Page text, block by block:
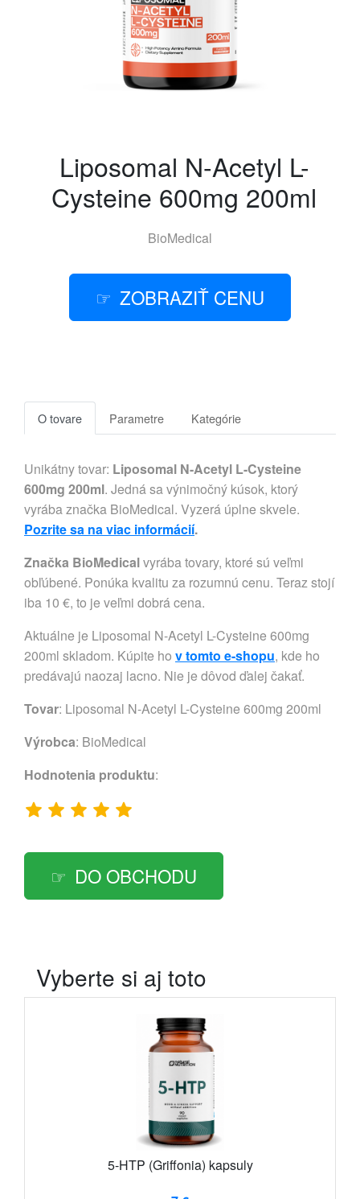
Liposomal N-Acetyl L-
Cysteine 600mg 200ml
BioMedical
ZOBRAZIŤ CENU
O tovare Parametre Kategórie
Unikátny tovar: Liposomal N-Acetyl L-Cysteine
600mg 200ml. Jedná sa výnimočný kúsok, ktorý
vyrába značka BioMedical. Vyzerá úplne skvele.
Pozrite sa na viac informácií.
Značka BioMedicalvyrába tovary, ktoré sú veľmi
obľúbené. Ponúka kvalitu za rozumnú cenu. Teraz stojí
iba 10 €, to je veľmi dobrá cena.
Aktuálne je Liposomal N-Acetyl L-Cysteine 600mg
200ml skladom. Kúpite ho v tomto e-shopu, kde ho
predávajú naozaj lacno. Nie je dôvod ďalej čakať.
Tovar: Liposomal N-Acetyl L-Cysteine 600mg 200ml
Výrobca: BioMedical
Hodnotenia produktu:
DO OBCHODU
Vyberte si aj toto
5-HTP (Griffonia) kapsuly